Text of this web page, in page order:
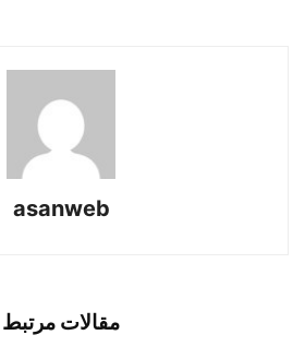
asanweb
مقالات مرتبط